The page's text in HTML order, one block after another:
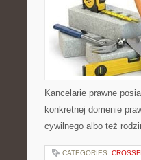
Kancelarie prawne
konkretnej domenie
cywilnego albo też
CATEGORIES: